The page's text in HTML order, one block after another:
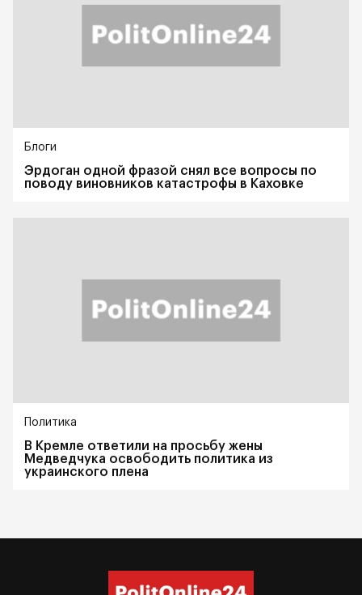
Блоги
Эрдоган одной фразой снял все вопросы по
поводу виновников катастрофы в Каховке
Политика
В Кремле ответили на просьбу жены
Медведчука освободить политика из
украинского плена